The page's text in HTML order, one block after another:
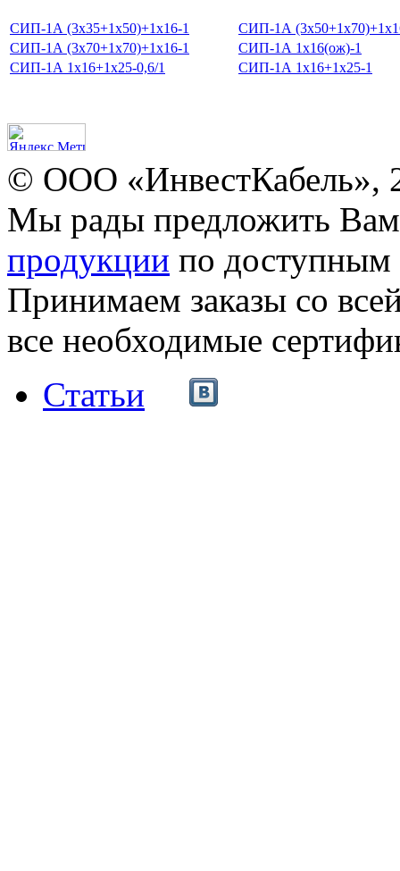
СИП-1А (3х35+1х50)+1х16-1
СИП-1А
СИП-1А (3х70+1х70)+1х16-1
СИП-1А 1х16(ож)-1
СИП-1А 1х16+1х25-0,6/1
СИП-1А 1х16+1х25-1
© ООО «ИнвестКабель»,
Мы рады предложить
продукции по доступным
Принимаем заказы со
все необходимые
Статьи